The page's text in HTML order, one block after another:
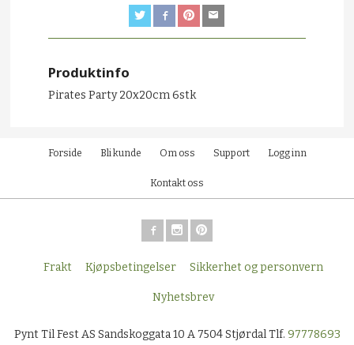
Produktinfo
Pirates Party 20x20cm 6stk
Forside Bli kunde Om oss Support Logg inn
Kontakt oss
Frakt Kjøpsbetingelser Sikkerhet og personvern
Nyhetsbrev
Pynt Til Fest AS Sandskoggata 10 A 7504 Stjørdal Tlf. 97778693